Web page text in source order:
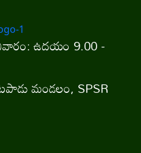
ఉదయం 9.00 -
మండలం, SPSR